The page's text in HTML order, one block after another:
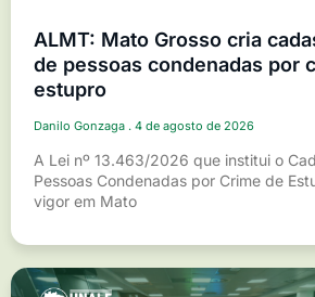
ALMT: Mato Grosso cria
de pessoas condenadas por
estupro
Danilo Gonzaga 4 de agosto de 2026
A Lei nº 13.463/2026 que institui o
Pessoas Condenadas por Crime de
vigor em Mato